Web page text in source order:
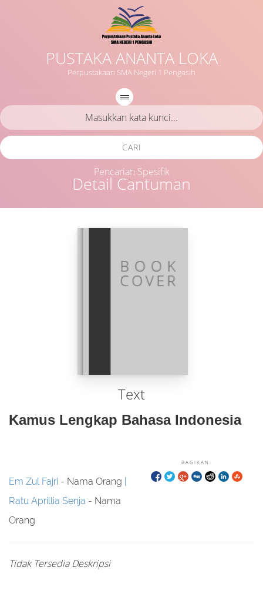
PUSTAKA ANANTA LOKA
Perpustakaan SMA Negeri 1 Pengasih
Detail Cantuman
CARI
Pencarian Spesifik
Text
Kamus Lengkap Bahasa Indonesia
BAGIKAN:
Em Zul Fajri - Nama Orang
Ratu Aprillia Senja - Nama
Orang
Tidak Tersedia Deskripsi